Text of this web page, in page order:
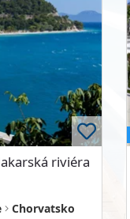
riviéra
Chorvatsko